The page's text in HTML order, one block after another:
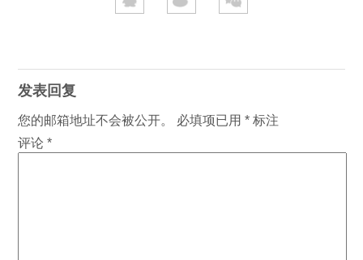
发表回复
您的邮箱地址不会被公开。 必填项已用* 标注
评论*